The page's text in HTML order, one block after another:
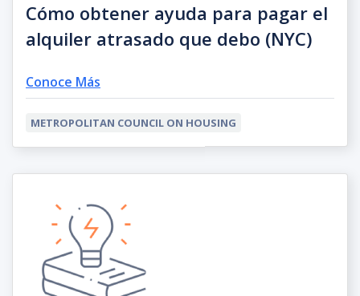
Cómo obtener ayuda para pagar el
alquiler atrasado que debo (NYC)
Conoce Más
METROPOLITAN COUNCIL ON HOUSING